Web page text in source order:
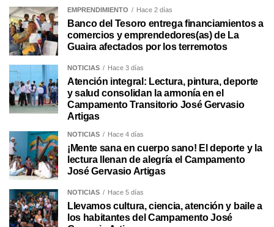
EMPRENDIMIENTO Hace 2 días
Banco del Tesoro entrega financiamientos a
comercios y emprendedores(as) de La
Guaira afectados por los terremotos
NOTICIAS Hace 3 días
Atención integral: Lectura, pintura, deporte
y salud consolidan la armonía en el
Campamento Transitorio José Gervasio
Artigas
NOTICIAS Hace 4 días
¡Mente sana en cuerpo sano! El deporte y la
lectura llenan de alegría el Campamento
José Gervasio Artigas
NOTICIAS Hace 5 días
Llevamos cultura, ciencia, atención y baile a
los habitantes del Campamento José